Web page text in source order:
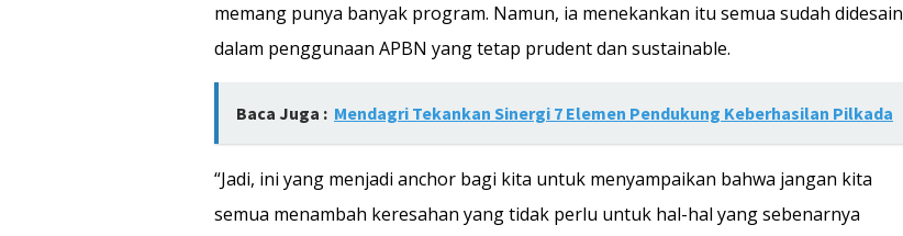
memang punya banyak program. Namun, ia menekankan itu semua sudah didesain
dalam penggunaan APBN yang tetap prudent dan sustainable.
Baca Juga : Mendagri Tekankan Sinergi 7 Elemen Pendukung Keberhasilan Pilkada
“Jadi, ini yang menjadi anchor bagi kita untuk menyampaikan bahwa jangan kita
semua menambah keresahan yang tidak perlu untuk hal-hal yang sebenarnya